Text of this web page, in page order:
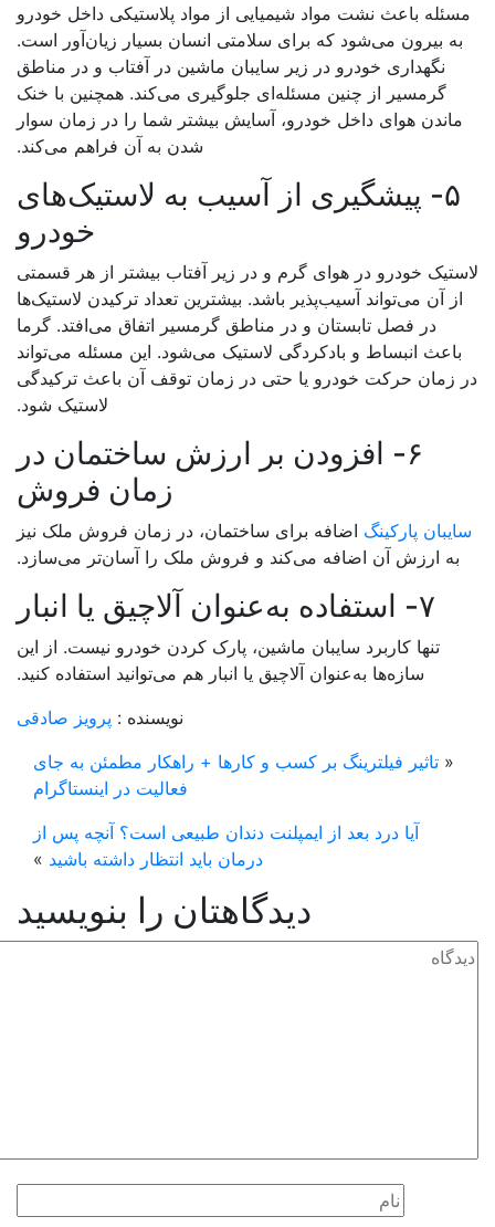
باعث نشت مواد شیمیایی از مواد پلاستیکی داخل خودرو
به بیرون می‌شود که برای سلامتی انسان بسیار زیان‌آور است.
نگهداری خودرو در زیر سایبان ماشین در آفتاب و در مناطق
گرمسیر از چنین مسئله‌ای جلوگیری می‌کند. همچنین با خنک
ماندن هوای داخل خودرو، آسایش بیشتر شما را در زمان سوار
شدن به آن فراهم می‌کند.
۵- پیشگیری از آسیب به لاستیک‌های
خودرو
خودرو در هوای گرم و در زیر آفتاب بیشتر از هر قسمتی
از آن می‌تواند آسیب‌پذیر باشد. بیشترین تعداد ترکیدن لاستیک‌ها
در فصل تابستان و در مناطق گرمسیر اتفاق می‌افتد. گرما
باعث انبساط و بادکردگی لاستیک می‌شود. این مسئله می‌تواند
زمان حرکت خودرو یا حتی در زمان توقف آن باعث ترکیدگی
لاستیک شود.
۶- افزودن بر ارزش ساختمان در
زمان فروش
پارکینگاضافه برای ساختمان، در زمان فروش ملک نیز
به ارزش آن اضافه می‌کند و فروش ملک را آسان‌تر می‌سازد.
تنها کاربرد سایبان ماشین، پارک کردن خودرو نیست. از این
سازه‌ها به‌عنوان آلاچیق یا انبار هم می‌توانید استفاده کنید.
نویسنده :پرویز صادقی
تاثیر فیلترینگ بر کسب و کارها + راهکار مطمئن به جای
فعالیت در اینستاگرام
آیا درد بعد از ایمپلنت دندان طبیعی است؟ آنچه پس از
درمان باید انتظار داشته باشید»
دیدگاهتان را بنویسید